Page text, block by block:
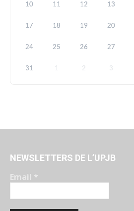
10 11 12 13
17 18 19 20
24 25 26 27
31 1 2 3
NEWSLETTERS DE L’UPJB
Email *